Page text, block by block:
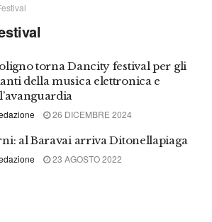
torna Dancity festival per gli
della musica elettronica e
26 DICEMBRE 2024
al Baravai arriva Ditonellapiaga
23 AGOSTO 2022